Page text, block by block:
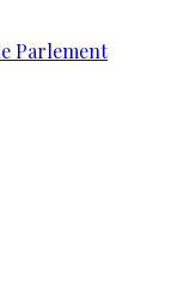
Parlement